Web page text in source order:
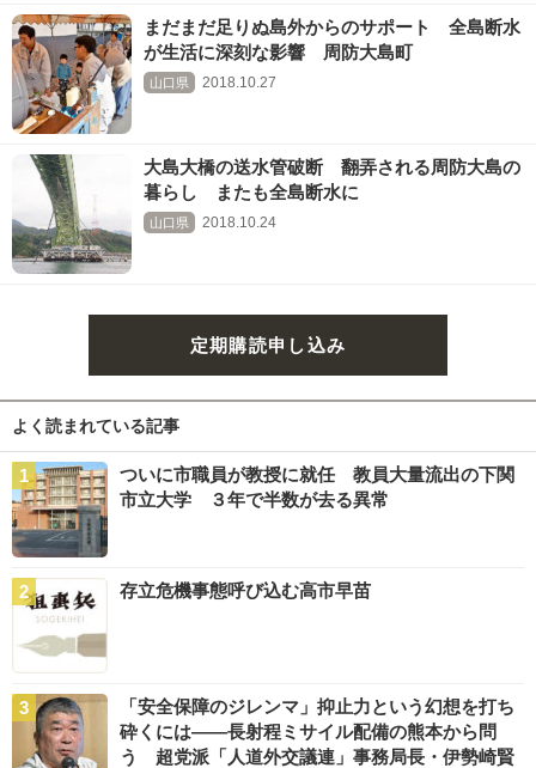
まだまだ足りぬ島外からのサポート 全島断水
が生活に深刻な影響 周防大島町
山口県 2018.10.27
大島大橋の送水管破断 翻弄される周防大島の
暮らし またも全島断水に
山口県 2018.10.24
定期購読申し込み
よく読まれている記事
ついに市職員が教授に就任 教員大量流出の下関
市立大学 ３年で半数が去る異常
存立危機事態呼び込む高市早苗
「安全保障のジレンマ」抑止力という幻想を打ち
砕くには――長射程ミサイル配備の熊本から問
う 超党派「人道外交議連」事務局長・伊勢崎賢